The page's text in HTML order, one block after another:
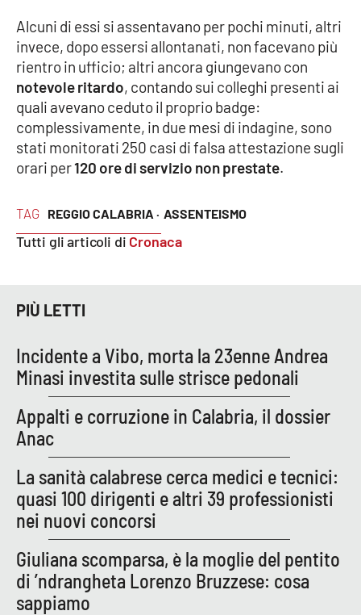
Venti di comunicazione
STREAMING
LaC TV
LaC OnAir
Crotone
Vibo Valentia
Reggio Calabria
Cosenza
Lamezia Terme
PROGETTI
SPECIALI
TAG REGGIO CALABRIA · ASSENTEISMO
Tutti gli articoli di Cronaca
Alcuni di essi si assentavano per pochi minuti, altri
invece, dopo essersi allontanati, non facevano più
rientro in ufficio; altri ancora giungevano con
notevole ritardo, contando sui colleghi presenti ai
quali avevano ceduto il proprio badge:
complessivamente, in due mesi di indagine, sono
stati monitorati 250 casi di falsa attestazione sugli
orari per120 ore di servizio non prestate.
PIÙ LETTI
Incidente a Vibo, morta la 23enne Andrea
Minasi investita sulle strisce pedonali
Appalti e corruzione in Calabria, il dossier
Anac
La sanità calabrese cerca medici e tecnici:
quasi 100 dirigenti e altri 39 professionisti
nei nuovi concorsi
Giuliana scomparsa, è la moglie del pentito
di ’ndrangheta Lorenzo Bruzzese: cosa
sappiamo